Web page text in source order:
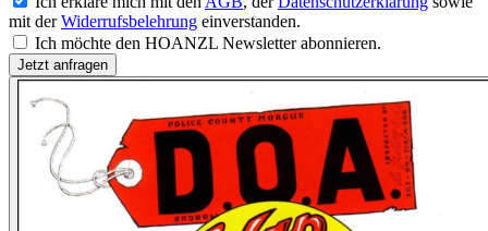
mit derWiderrufsbelehrung einverstanden.
Ich möchte den HOANZL Newsletter abonnieren.